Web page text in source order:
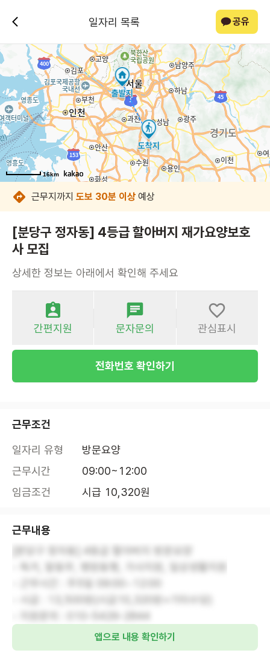
일자리 목록 공유
16km
16km
16km
16km
16km
16km
16km
16km
근무지까지 도보 30분 이상 예상
[분당구 정자동] 4등급 할아버지 재가요양보호
사 모집
상세한 정보는 아래에서 확인해 주세요
간편지원 문자문의 관심표시
전화번호 확인하기
근무조건
일자리 유형
방문요양
근무시간
09:00~12:00
임금조건
시급 10,320원
근무내용
앱으로 내용 확인하기